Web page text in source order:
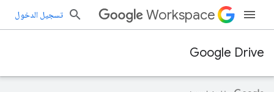
Workspace تسجيل الدخول
Google Drive